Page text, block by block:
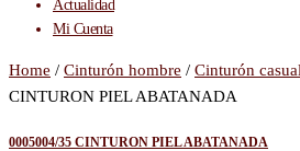
Actualidad
Mi Cuenta
Home / Cinturón hombre / Cinturón casual
CINTURON PIEL ABATANADA
0005004/35 CINTURON PIEL ABATANADA